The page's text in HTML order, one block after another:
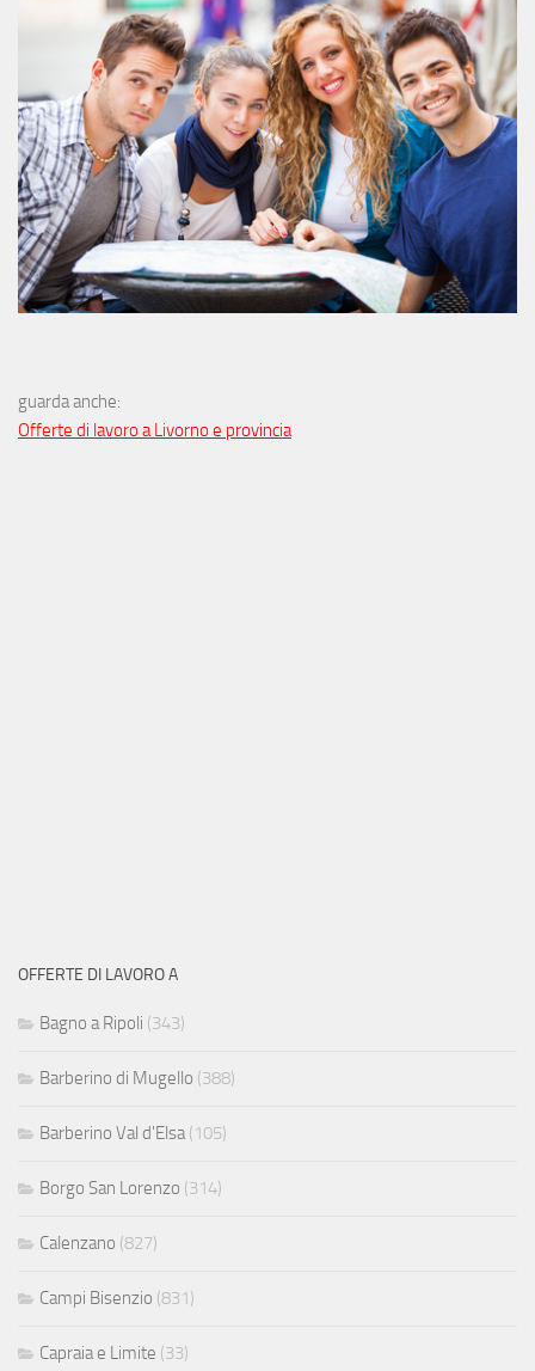
guarda anche:
Offerte di lavoro a Livorno e provincia
OFFERTE DI LAVORO A
Bagno a Ripoli (343)
Barberino di Mugello (388)
Barberino Val d'Elsa(105)
Borgo San Lorenzo (314)
Calenzano (827)
Campi Bisenzio (831)
Capraia e Limite (33)